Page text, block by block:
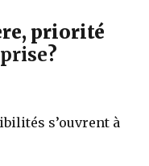
priorité
?
s’ouvrent à